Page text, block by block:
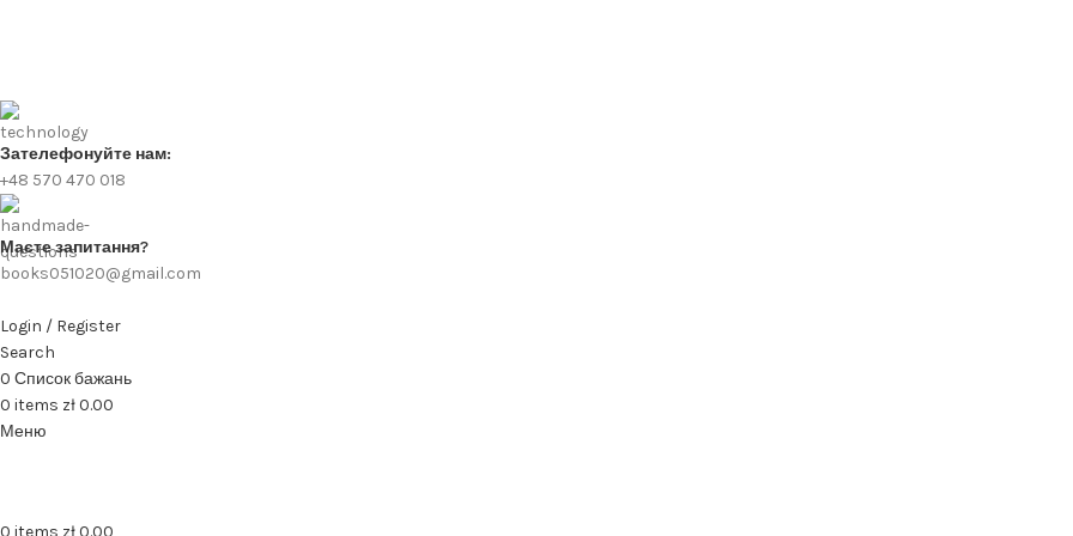
Зателефонуйте нам:
+48 570 470 018
Маєте запитання?
books051020@gmail.com
Login / Register
Search
0 Список бажань
0 items zł0.00
Меню
0 items zł0.00